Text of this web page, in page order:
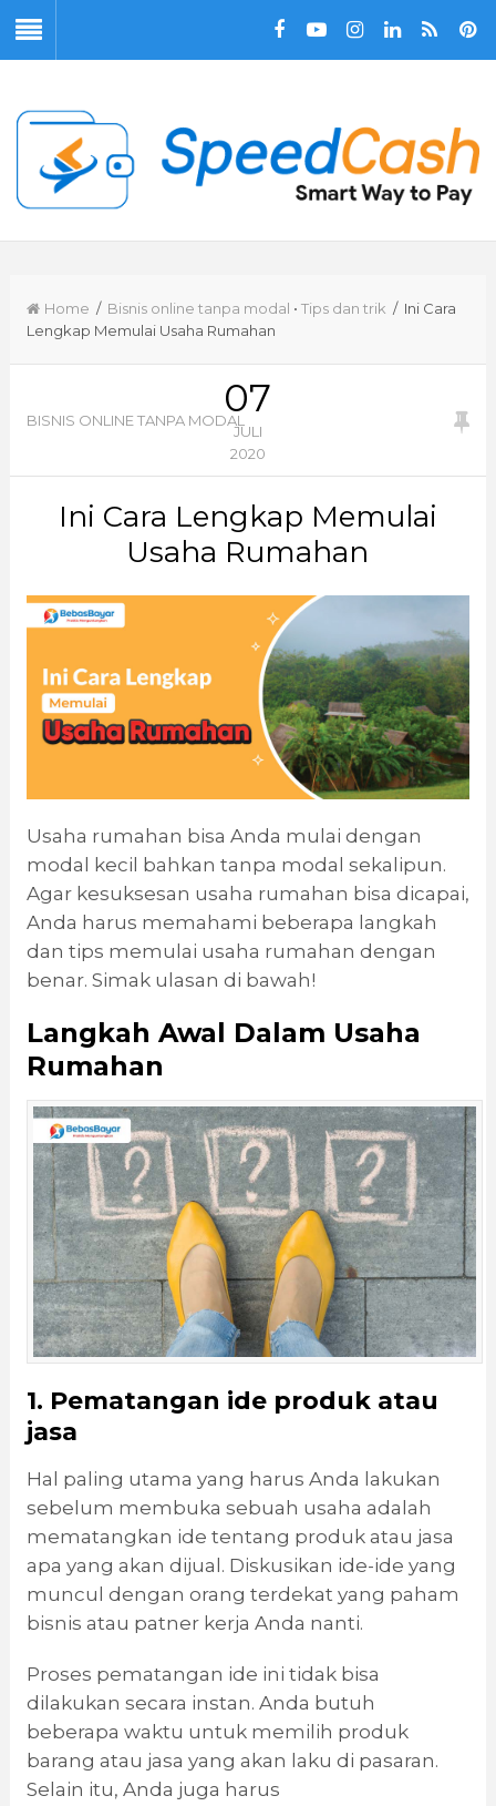
Home / Bisnis online tanpa modal • Tips dan trik / Ini Cara
Lengkap Memulai Usaha Rumahan
07
JULI
2020
BISNIS ONLINE TANPA MODAL
Ini Cara Lengkap Memulai
Usaha Rumahan
Usaha rumahan bisa Anda mulai dengan
modal kecil bahkan tanpa modal sekalipun.
Agar kesuksesan usaha rumahan bisa dicapai,
Anda harus memahami beberapa langkah
dan tips memulai usaha rumahan dengan
benar. Simak ulasan di bawah!
Langkah Awal Dalam Usaha
Rumahan
1. Pematangan ide produk atau
jasa
Hal paling utama yang harus Anda lakukan
sebelum membuka sebuah usaha adalah
mematangkan ide tentang produk atau jasa
apa yang akan dijual. Diskusikan ide-ide yang
muncul dengan orang terdekat yang paham
bisnis atau patner kerja Anda nanti.
Proses pematangan ide ini tidak bisa
dilakukan secara instan. Anda butuh
beberapa waktu untuk memilih produk
barang atau jasa yang akan laku di pasaran.
Selain itu, Anda juga harus